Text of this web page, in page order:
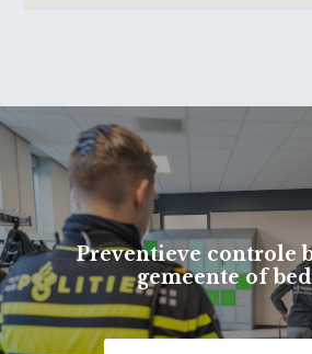
Preventieve controle
gemeente of